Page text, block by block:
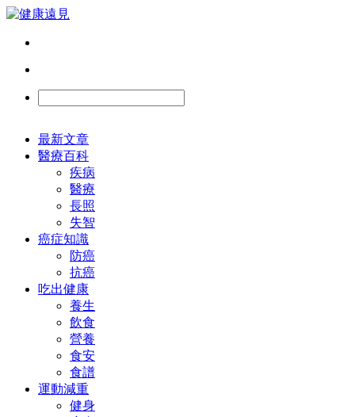
最新文章
醫療百科
疾病
醫療
長照
失智
癌症知識
防癌
抗癌
吃出健康
養生
飲食
營養
食安
食譜
運動減重
健身